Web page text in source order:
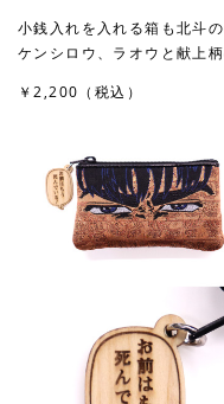
小銭入れを入れる箱も北斗
ケンシロウ、ラオウと献上柄
￥2,200（税込）